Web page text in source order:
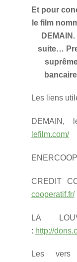
Et pour
le film
suite…
Les liens
lefilm.com/
CREDIT
cooperatif.fr/
LA
: http://
Les